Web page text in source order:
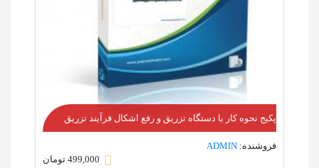
پکیج نحوه کار با دستگاه تزریق و رفع اشکال فرآیند تزریق
فروشنده: ADMIN
499,000 تومان